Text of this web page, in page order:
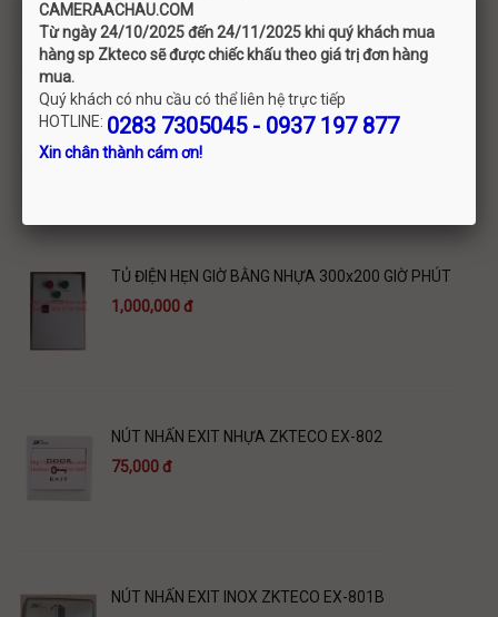
TỦ ĐIỆN HẸN GIỜ BẰNG NHỰA 200x200 GIỜ PHÚT
700,000 đ
TỦ ĐIỆN HẸN GIỜ BẰNG NHỰA 300x200 GIỜ PHÚT
1,000,000 đ
NÚT NHẤN EXIT NHỰA ZKTECO EX-802
75,000 đ
NÚT NHẤN EXIT INOX ZKTECO EX-801B
CAMERAACHAU.COM
Từ ngày 24/10/2025 đến 24/11/2025 khi quý khách mua
hàng sp Zkteco sẽ được chiếc khấu theo giá trị đơn hàng
mua.
Quý khách có nhu cầu có thể liên hệ trực tiếp
HOTLINE: 0283 7305045 - 0937 197 877
Xin chân thành cám ơn!